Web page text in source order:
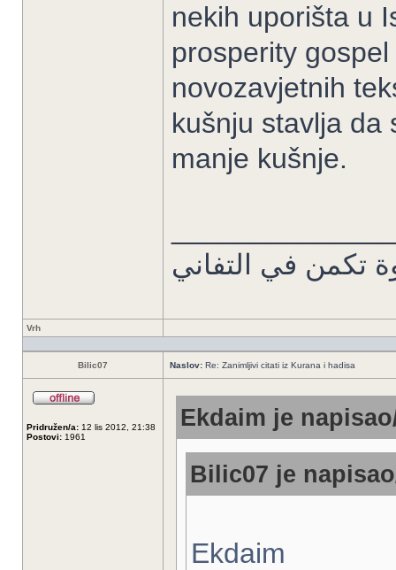
nekih uporišta u
prosperity
novozavjetnih
kušnju stavlja da
manje kušnje.
تكمن في التفاني
Vrh
Bilic07 Naslov: Re: Zanimljivi citati iz Kurana i hadisa
Pridružen/a: 12 lis 2012, 21:38
Postovi: 1961
Ekdaim je
Bilic07 je
Ekdaim